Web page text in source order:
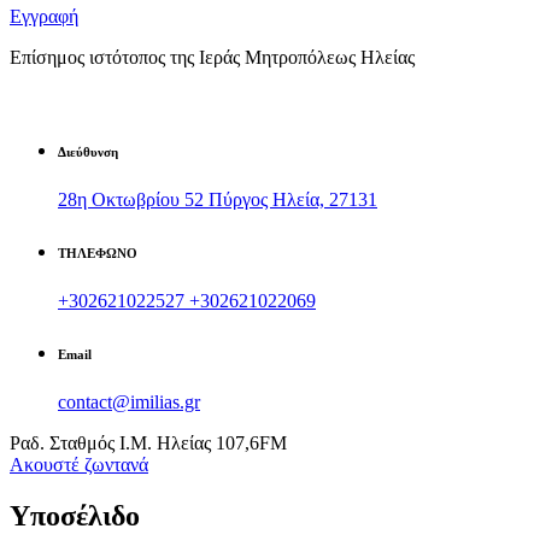
Εγγραφή
Επίσημος ιστότοπος της Ιεράς Μητροπόλεως Ηλείας
Διεύθυνση
28η Οκτωβρίου 52 Πύργος Ηλεία, 27131
ΤΗΛΕΦΩΝΟ
+302621022527 +302621022069
Email
contact@imilias.gr
Ραδ. Σταθμός Ι.Μ. Ηλείας 107,6FM
Aκουστέ ζωντανά
Υποσέλιδο